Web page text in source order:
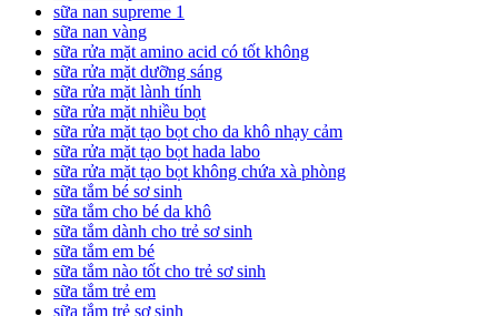
sữa nan supreme 1
sữa nan vàng
sữa rửa mặt amino acid có tốt không
sữa rửa mặt dưỡng sáng
sữa rửa mặt lành tính
sữa rửa mặt nhiều bọt
sữa rửa mặt tạo bọt cho da khô nhạy cảm
sữa rửa mặt tạo bọt hada labo
sữa rửa mặt tạo bọt không chứa xà phòng
sữa tắm bé sơ sinh
sữa tắm cho bé da khô
sữa tắm dành cho trẻ sơ sinh
sữa tắm em bé
sữa tắm nào tốt cho trẻ sơ sinh
sữa tắm trẻ em
sữa tắm trẻ sơ sinh